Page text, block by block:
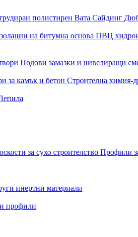
полистирен Вата Сайдинг
на битумна основа ПВЦ
Подови замазки и нивелиращи
за камък и бетон Строителна химия-
за сухо строителство Профили
инертни материали
профили